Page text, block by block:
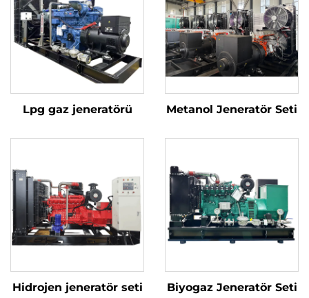
Lpg gaz jeneratörü Metanol Jeneratör Seti
Hidrojen jeneratör seti Biyogaz Jeneratör Seti